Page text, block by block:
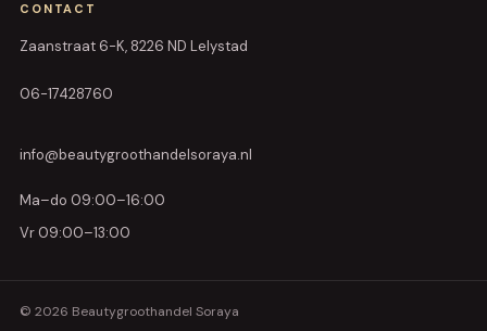
CONTACT
Zaanstraat 6-K, 8226 ND Lelystad
06-17428760
info@beautygroothandelsoraya.nl
Ma–do 09:00–16:00
Vr 09:00–13:00
© 2026 Beautygroothandel Soraya